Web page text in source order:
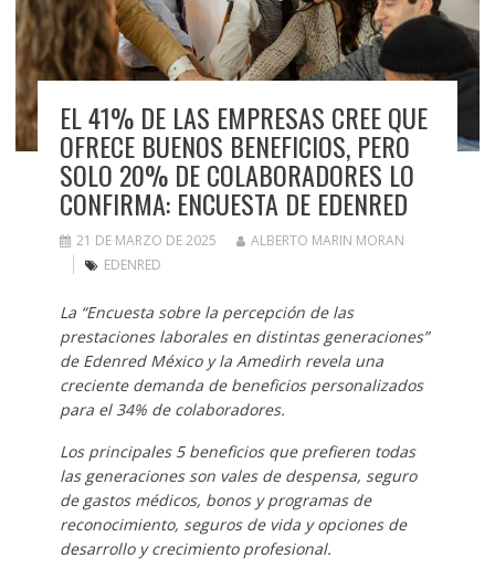
EL 41% DE LAS EMPRESAS CREE QUE
OFRECE BUENOS BENEFICIOS, PERO
SOLO 20% DE COLABORADORES LO
CONFIRMA: ENCUESTA DE EDENRED
21 DE MARZO DE 2025
ALBERTO MARIN MORAN
EDENRED
La “Encuesta sobre la percepción de las
prestaciones laborales en distintas generaciones”
de Edenred México y la Amedirh revela una
creciente demanda de beneficios personalizados
para el 34% de colaboradores.
Los principales 5 beneficios que prefieren todas
las generaciones son vales de despensa, seguro
de gastos médicos, bonos y programas de
reconocimiento, seguros de vida y opciones de
desarrollo y crecimiento profesional.